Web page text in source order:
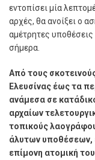
εντοπίσει µία
αρχές, θα ανοίξει ο
αµέτρητες
σήµερα.
Από τους
Ελευσίνας έως τα
ανάµεσα σε
αρχαίων
τοπικούς
άλυτων υποθέσεων,
επίµονη ατοµική